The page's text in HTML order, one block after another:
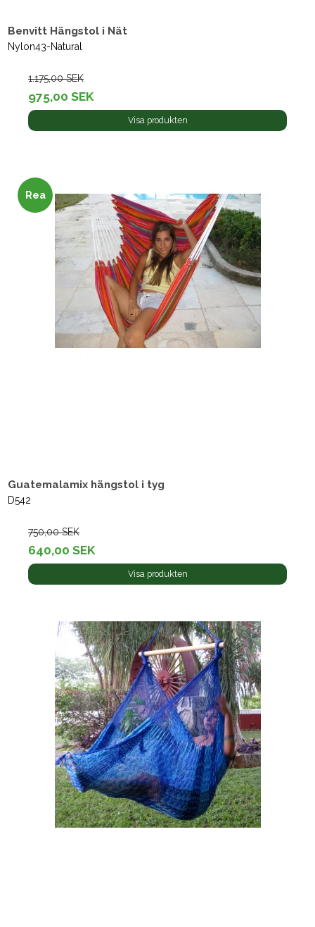
Benvitt Hängstol i Nät
Nylon43-Natural
1.175,00 SEK
975,00 SEK
Visa produkten
Rea
Guatemalamix hängstol i tyg
D542
750,00 SEK
640,00 SEK
Visa produkten